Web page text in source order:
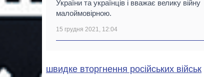
України та українців і вважає велику війну
малоймовірною.
15 грудня 2021, 12:04
швидке вторгнення російських військ